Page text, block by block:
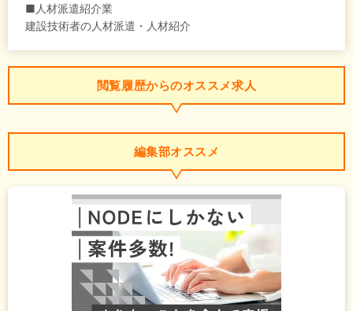
■人材派遣紹介業
建設技術者の人材派遣・人材紹介
閲覧履歴からのオススメ求人
編集部オススメ